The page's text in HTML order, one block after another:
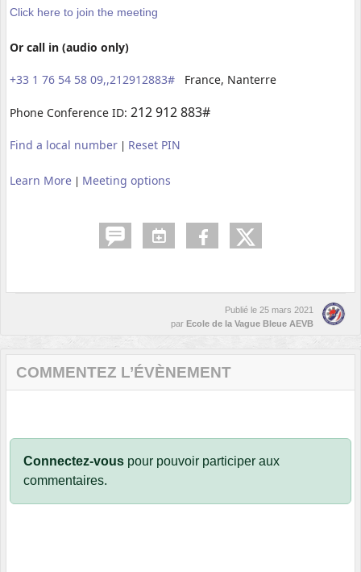
Click here to join the meeting
Or call in (audio only)
+33 1 76 54 58 09,,212912883# France, Nanterre
Phone Conference ID: 212 912 883#
Find a local number | Reset PIN
Learn More | Meeting options
Publié le 25 mars 2021
par Ecole de la Vague Bleue AEVB
COMMENTEZ L’ÉVÈNEMENT
Connectez-vous pour pouvoir participer aux
commentaires.